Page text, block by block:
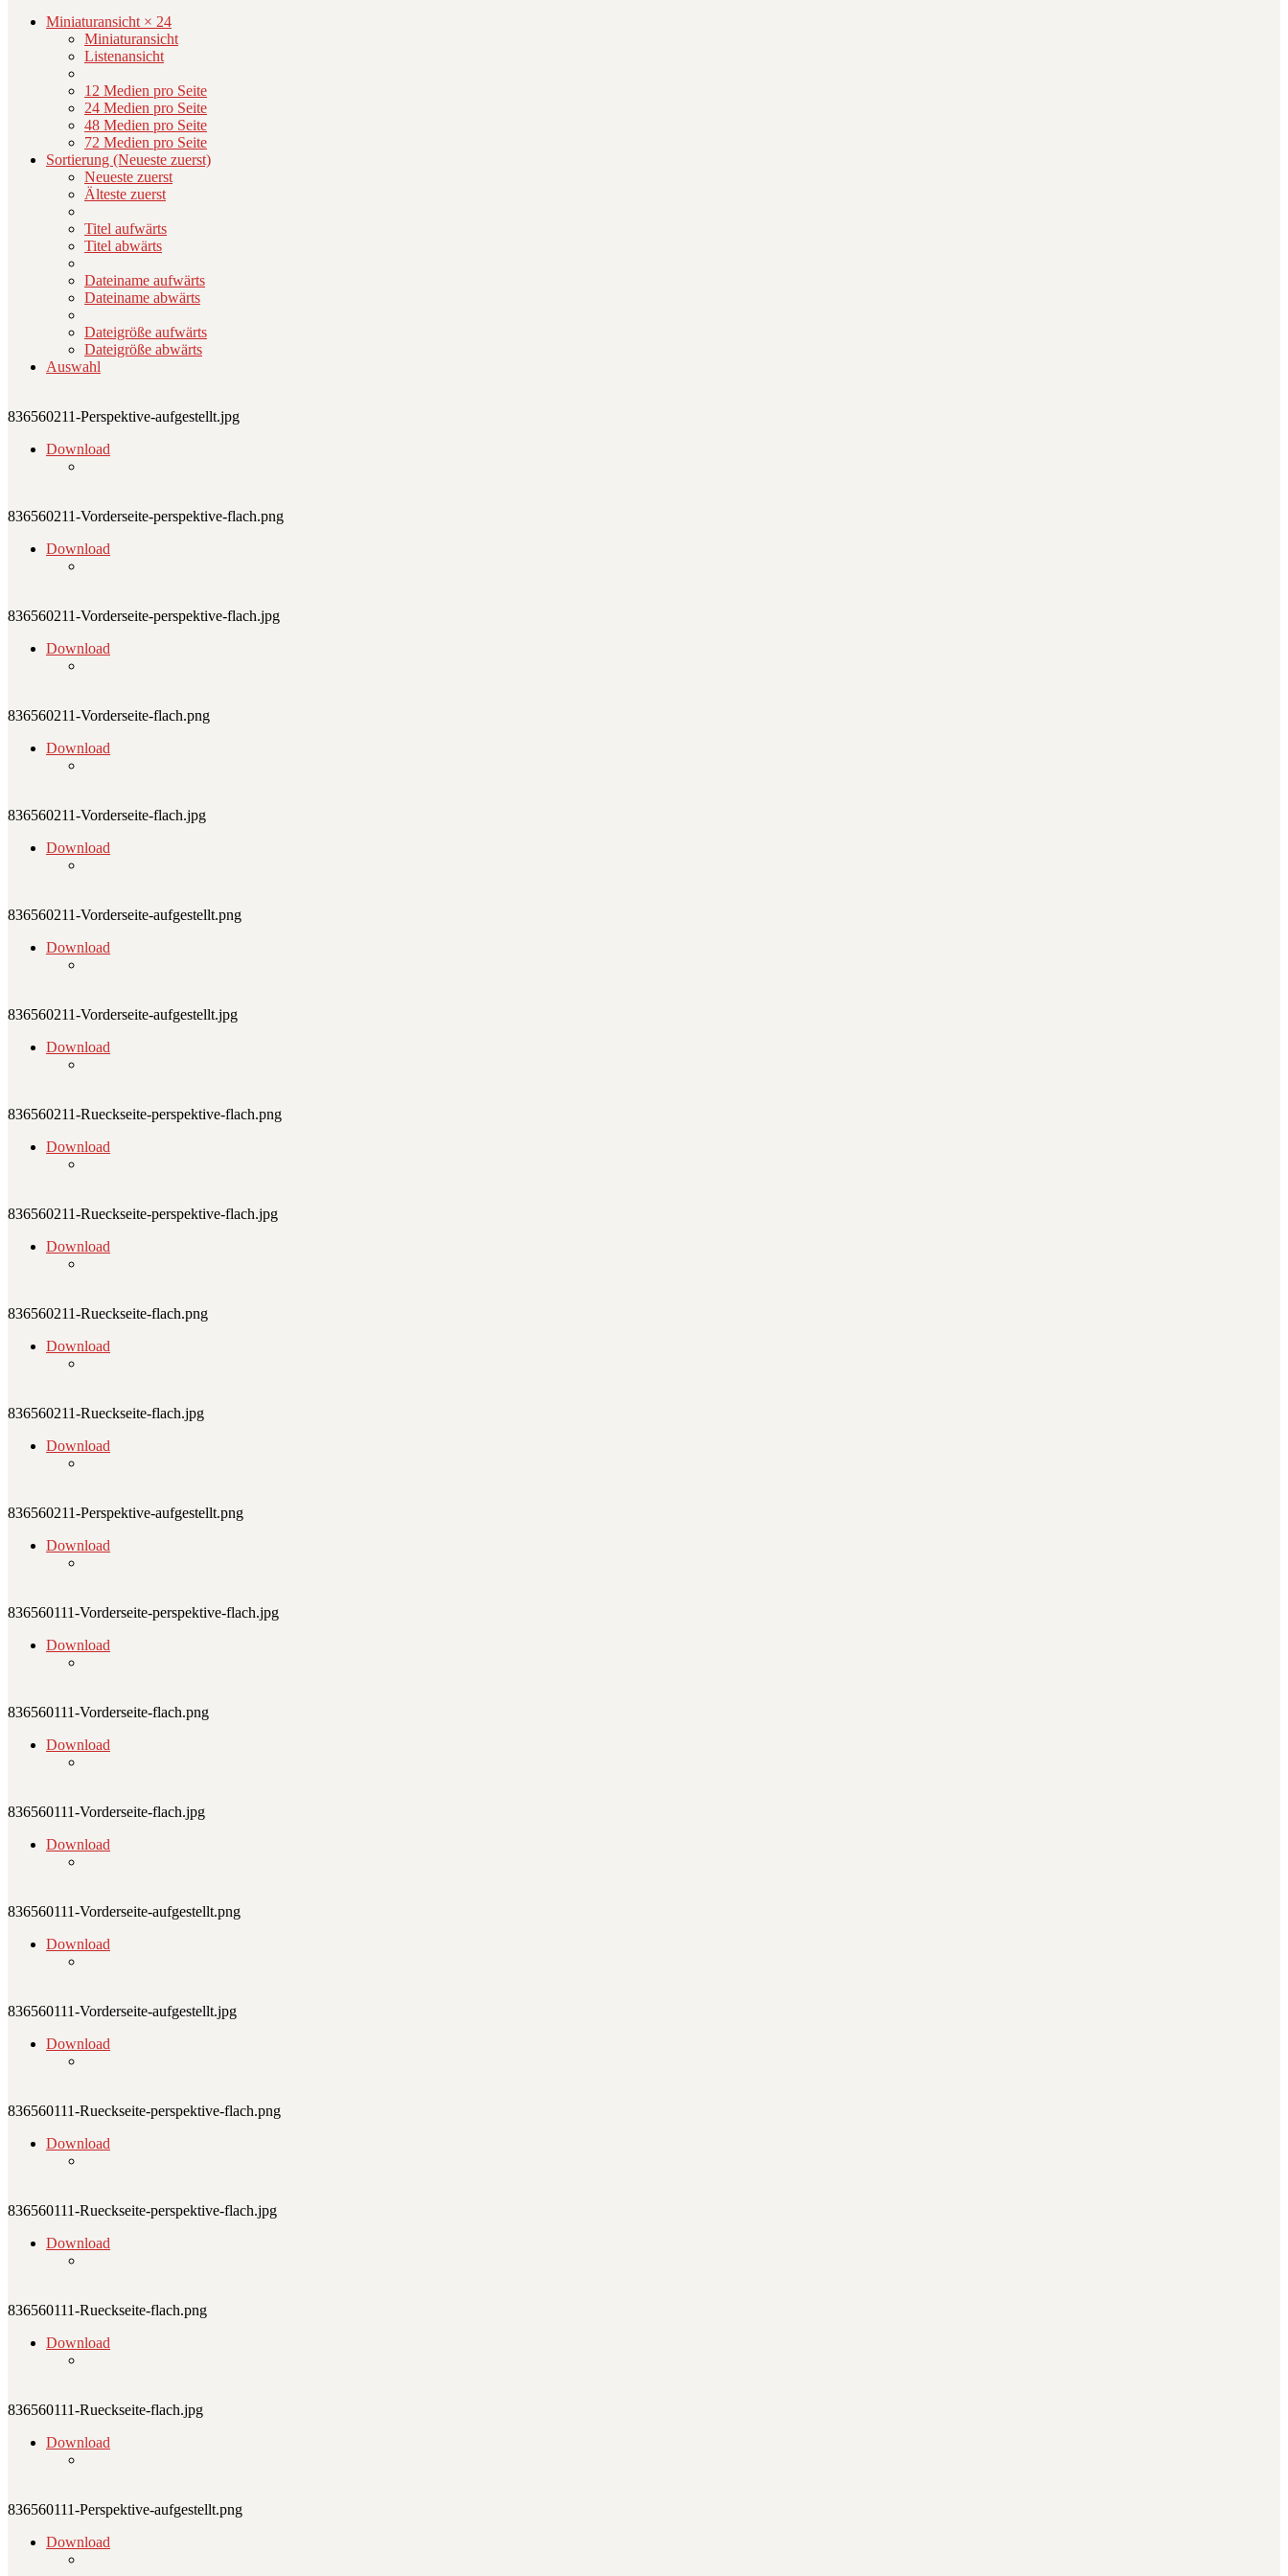
Miniaturansicht × 24
Miniaturansicht
Listenansicht
12 Medien pro Seite
24 Medien pro Seite
48 Medien pro Seite
72 Medien pro Seite
Sortierung (Neueste zuerst)
Neueste zuerst
Älteste zuerst
Titel aufwärts
Titel abwärts
Dateiname aufwärts
Dateiname abwärts
Dateigröße aufwärts
Dateigröße abwärts
Auswahl
836560211-Perspektive-aufgestellt.jpg
Download
836560211-Vorderseite-perspektive-flach.png
Download
836560211-Vorderseite-perspektive-flach.jpg
Download
836560211-Vorderseite-flach.png
Download
836560211-Vorderseite-flach.jpg
Download
836560211-Vorderseite-aufgestellt.png
Download
836560211-Vorderseite-aufgestellt.jpg
Download
836560211-Rueckseite-perspektive-flach.png
Download
836560211-Rueckseite-perspektive-flach.jpg
Download
836560211-Rueckseite-flach.png
Download
836560211-Rueckseite-flach.jpg
Download
836560211-Perspektive-aufgestellt.png
Download
836560111-Vorderseite-perspektive-flach.jpg
Download
836560111-Vorderseite-flach.png
Download
836560111-Vorderseite-flach.jpg
Download
836560111-Vorderseite-aufgestellt.png
Download
836560111-Vorderseite-aufgestellt.jpg
Download
836560111-Rueckseite-perspektive-flach.png
Download
836560111-Rueckseite-perspektive-flach.jpg
Download
836560111-Rueckseite-flach.png
Download
836560111-Rueckseite-flach.jpg
Download
836560111-Perspektive-aufgestellt.png
Download